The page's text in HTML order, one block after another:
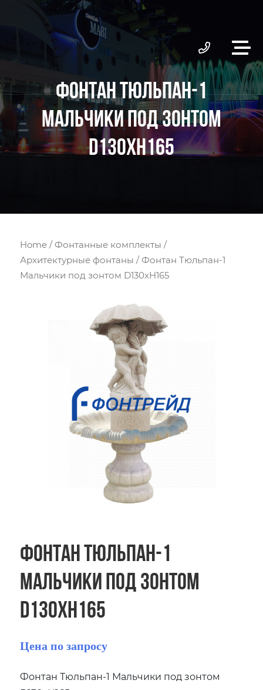
ФОНТАН ТЮЛЬПАН-1
МАЛЬЧИКИ ПОД ЗОНТОМ
D130ХH165
Home /Фонтанные комплекты /
Архитектурные фонтаны / Фонтан Тюльпан-1
Мальчики под зонтом D130хH165
Фонтан Тюльпан-1
Мальчики под зонтом
D130хH165
Цена по запросу
Фонтан Тюльпан-1 Мальчики под зонтом